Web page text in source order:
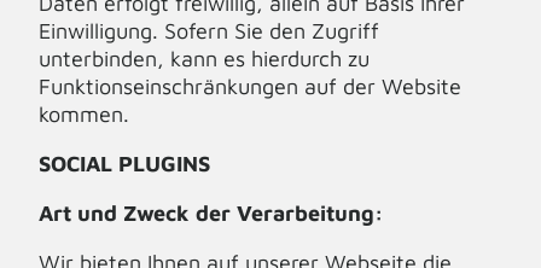
Einwilligung. Sofern Sie den Zugriff
unterbinden, kann es hierdurch zu
Funktionseinschränkungen auf der Website
kommen.
SOCIAL PLUGINS
Art und Zweck der Verarbeitung:
Wir bieten Ihnen auf unserer Webseite die